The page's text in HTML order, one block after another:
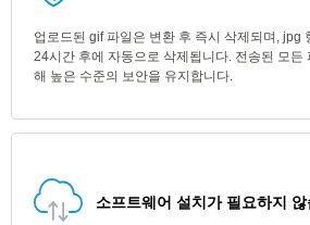
업로드된 gif 파일은 변환 후 즉시 삭제되며, jpg
24시간 후에 자동으로 삭제됩니다. 전송된 모든
해 높은 수준의 보안을 유지합니다.
소프트웨어 설치가 필요하지